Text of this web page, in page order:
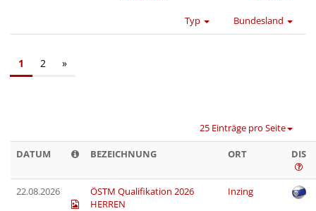
Bundesland
Typ
1 2 »
25 Einträge pro Seite
DATUM BEZEICHNUNG ORT DIS
22.08.2026
ÖSTM Qualifikation 2026
HERREN
Inzing